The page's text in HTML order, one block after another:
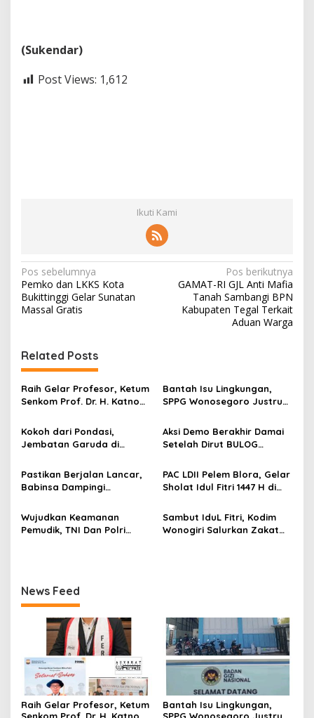
(Sukendar)
Post Views: 1,612
Ikuti Kami
N
a
v
g
a
s
p
o
s
Pos sebelumnya
Pemko dan LKKS Kota
Bukittinggi Gelar Sunatan
Massal Gratis
Pos berikutnya
GAMAT-RI GJL Anti Mafia
Tanah Sambangi BPN
Kabupaten Tegal Terkait
Aduan Warga
Related Posts
Raih Gelar Profesor, Ketum
Senkom Prof. Dr. H. Katno
Ilmiah tentang Paradigma
Baru Pariwisata dan
Bantah Isu Lingkungan,
SPPG Wonosegoro Justru
Boyolali
Kokoh dari Pondasi,
Jembatan Garuda di
Ayam Disiapkan Tahan
Beban Maksimal
Aksi Demo Berakhir Damai
Setelah Dirut BULOG
Menyerap Tebu Petani
Blora melalui PT GMM
Pastikan Berjalan Lancar,
Babinsa Dampingi
PAC LDII Pelem Blora, Gelar
Sholat Idul Fitri 1447 H di
Mindi
Wujudkan Keamanan
Pemudik, TNI Dan Polri
Sambut IduL Fitri, Kodim
Wonogiri Salurkan Zakat
News Feed
Raih Gelar Profesor, Ketum
Bantah Isu Lingkungan,